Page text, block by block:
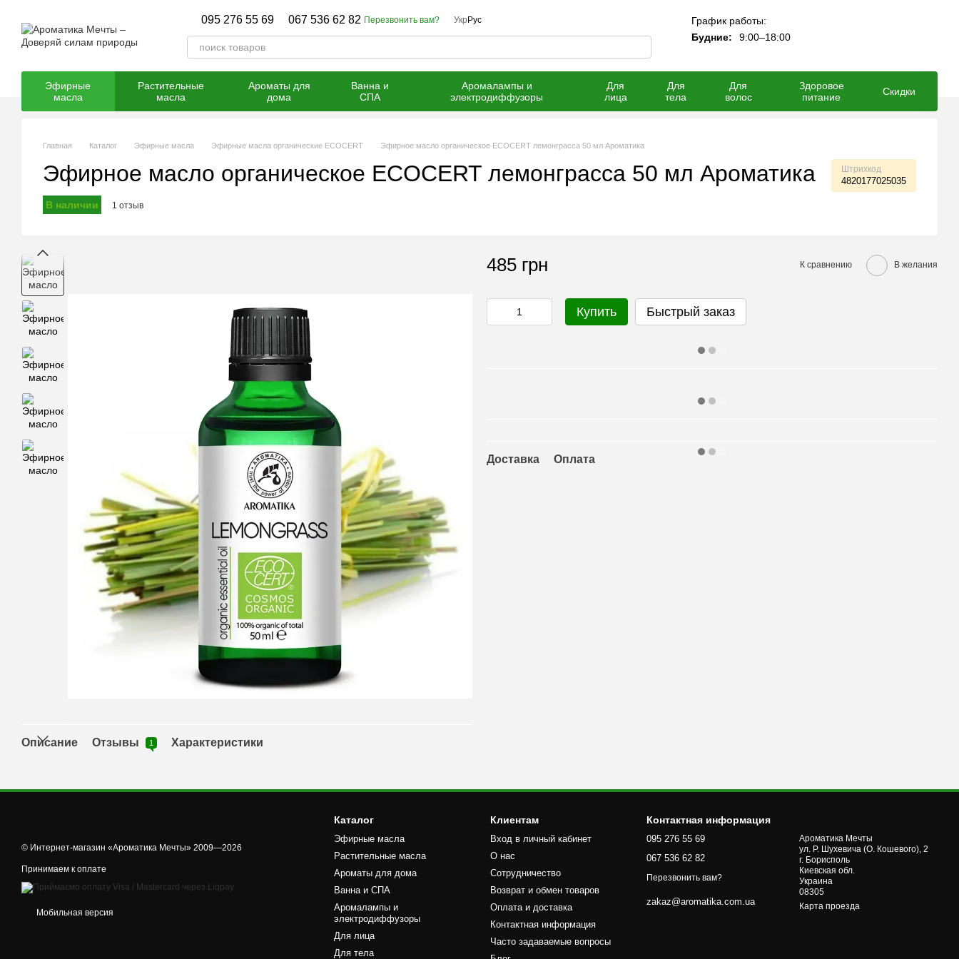
095 276 55 69 067 536 62 82 Перезвонить вам? Укр Рус
График работы:
Будние:
9:00–18:00
Эфирные
масла
Растительные
масла
Ароматы для
дома
Ванна и
СПА
Аромалампы и
электродиффузоры
Для
лица
Для
тела
Для
волос
Здоровое
питание
Скидки
Главная Каталог Эфирные масла Эфирные масла органические ECOCERT Эфирное масло органическое ECOCERT лемонграсса 50 мл Ароматика
Эфирное масло органическое ECOCERT лемонграсса 50 мл Ароматика Штрихкод
4820177025035
В наличии 1 отзыв
Описание Отзывы 1 Характеристики
485 грн К сравнению В желания
Купить Быстрый заказ
Доставка Оплата
© Интернет-магазин «Ароматика Мечты» 2009—2026
Принимаем к оплате
Мобильная версия
Каталог
Эфирные масла
Растительные масла
Ароматы для дома
Ванна и СПА
Аромалампы и
электродиффузоры
Для лица
Для тела
Клиентам
Вход в личный кабинет
О нас
Сотрудничество
Возврат и обмен товаров
Оплата и доставка
Контактная информация
Часто задаваемые вопросы
Контактная информация
095 276 55 69
067 536 62 82
Перезвонить вам?
zakaz@aromatika.com.ua
Ароматика Мечты
ул. Р. Шухевича (О. Кошевого), 2
г. Бориcполь
Киевская обл.
Украина
08305
Карта проезда